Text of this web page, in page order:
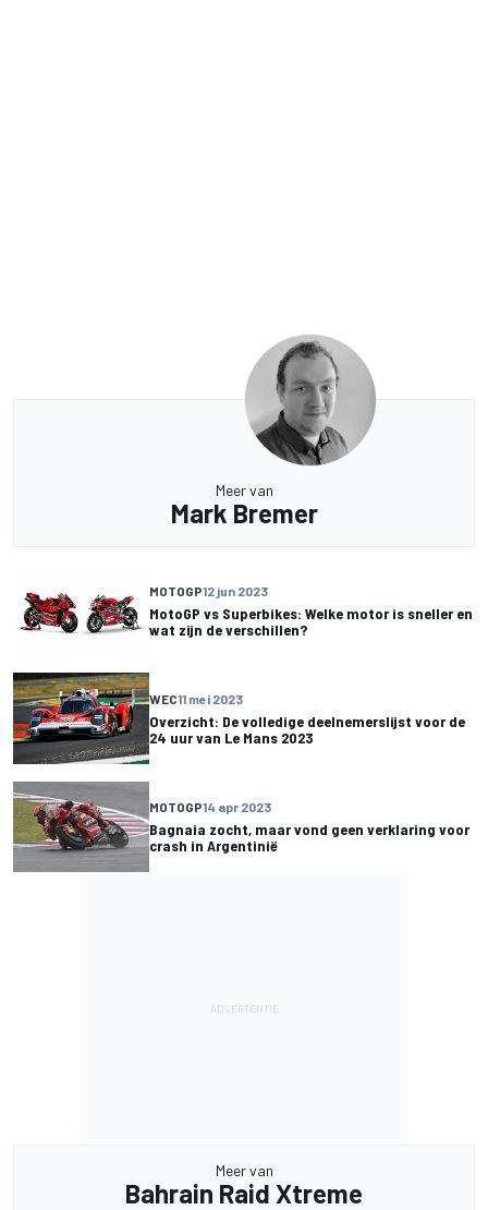
Meer van
Mark Bremer
MOTOGP12 jun 2023
MotoGP vs Superbikes: Welke motor is sneller en
wat zijn de verschillen?
WEC11 mei 2023
Overzicht: De volledige deelnemerslijst voor de
24 uur van Le Mans 2023
MOTOGP14 apr 2023
Bagnaia zocht, maar vond geen verklaring voor
crash in Argentinië
Meer van
Bahrain Raid Xtreme